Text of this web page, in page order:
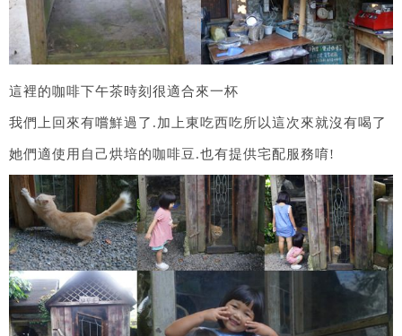
這裡的咖啡下午茶時刻很適合來一杯
我們上回來有嚐鮮過了.加上東吃西吃所以這次來就沒有喝了
她們適使用自己烘培的咖啡豆.也有提供宅配服務唷!